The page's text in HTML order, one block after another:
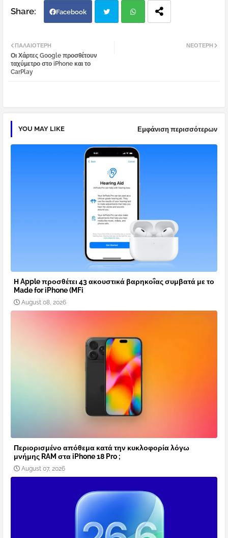
Facebook
ΝΕΌΤΕΡΗ
ΠΑΛΑΙΌΤΕΡΗ
Οι Χάρτες Google προσθέτουν
ταχύμετρο στο iPhone και το
CarPlay
YOU MAY LIKE Εμφάνιση περισσότερων
Η Apple προσθέτει 43 ακουστικά βαρηκοΐας συμβατά με το
Made for iPhone (MFi
August 08, 2026
Περιορισμένο απόθεμα κατά την κυκλοφορία λόγω
μνήμης RAM στα iPhone 18 Pro ;
August 07, 2026